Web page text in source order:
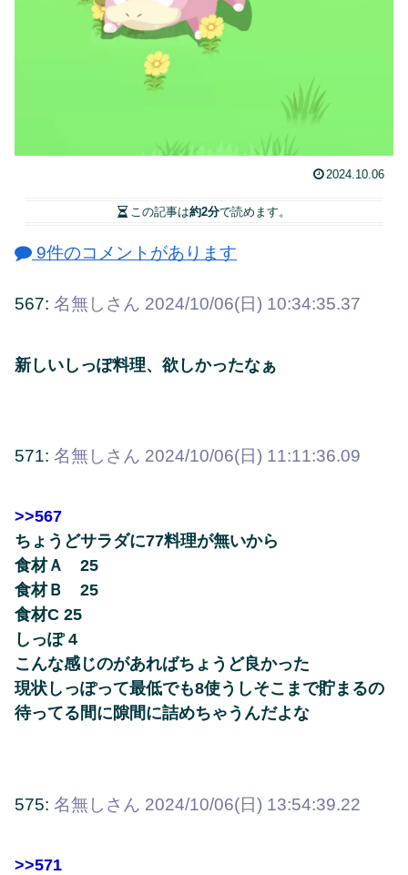
2024.10.06
この記事は約2分で読めます。
9件のコメントがあります
567: 名無しさん 2024/10/06(日) 10:34:35.37
新しいしっぽ料理、欲しかったなぁ
571: 名無しさん 2024/10/06(日) 11:11:36.09
>>567
ちょうどサラダに77料理が無いから
食材Ａ 25
食材Ｂ 25
食材C 25
しっぽ 4
こんな感じのがあればちょうど良かった
現状しっぽって最低でも8使うしそこまで貯まるの
待ってる間に隙間に詰めちゃうんだよな
575: 名無しさん 2024/10/06(日) 13:54:39.22
>>571